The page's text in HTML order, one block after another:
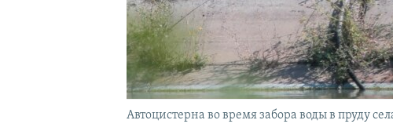
Автоцистерна во время забора воды в пруду